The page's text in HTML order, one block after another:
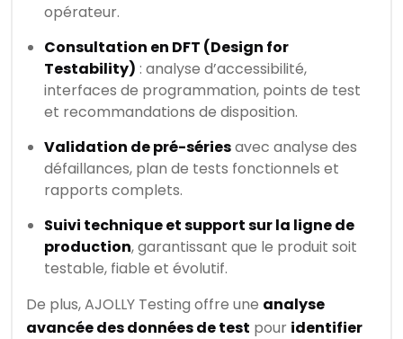
opérateur.
Consultation en DFT (Design for
Testability) : analyse d’accessibilité,
interfaces de programmation, points de test
et recommandations de disposition.
Validation de pré-sériesavec analyse des
défaillances, plan de tests fonctionnels et
rapports complets.
Suivi technique et support sur la ligne de
production, garantissant que le produit soit
testable, fiable et évolutif.
De plus, AJOLLY Testing offre une analyse
avancée des données de test pour identifier